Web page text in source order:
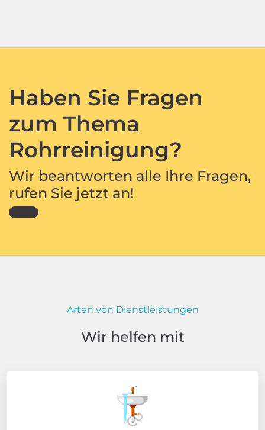
Haben Sie Fragen
zum Thema
Rohrreinigung?
Wir beantworten alle Ihre Fragen,
rufen Sie jetzt an!
Arten von Dienstleistungen
Wir helfen mit